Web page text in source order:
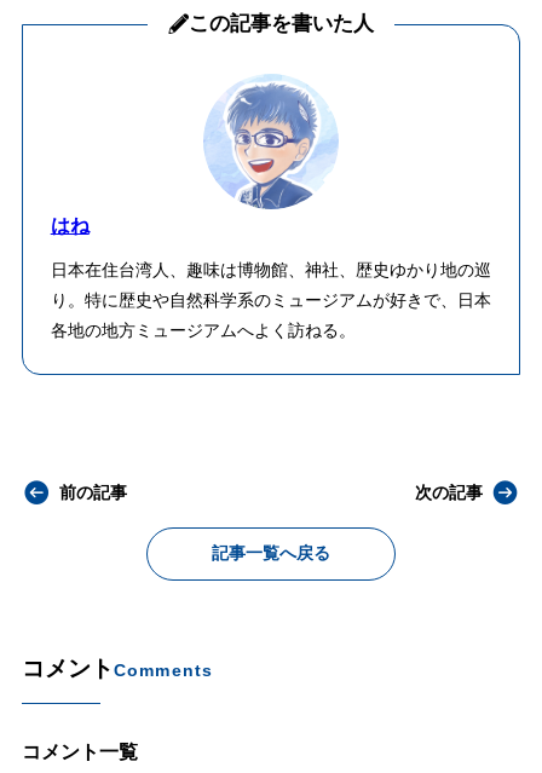
この記事を書いた人
はね
日本在住台湾人、趣味は博物館、神社、歴史ゆかり地の巡
り。特に歴史や自然科学系のミュージアムが好きで、日本
各地の地方ミュージアムへよく訪ねる。
前の記事
記事一覧へ戻る
次の記事
コメントComments
コメント一覧